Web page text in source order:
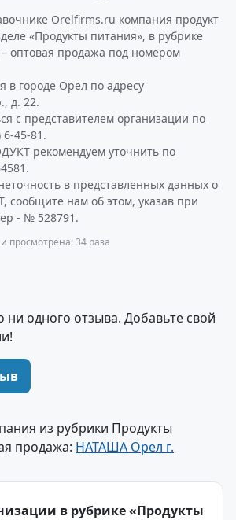
Orelfirms.ru компания продукт
«Продукты питания», в рубрике
оптовая продажа под номером
в городе Орел по адресу
д. 22.
с представителем организации по
6-45-81.
рекомендуем уточнить по
в представленных данных о
сообщите нам об этом, указав при
- № 528791.
просмотрена: 34 раза
ни одного отзыва. Добавьте свой
из рубрики Продукты
продажа: НАТАША Орел г.
в рубрике «Продукты